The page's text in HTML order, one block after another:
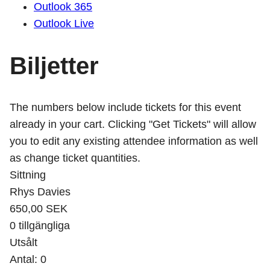
Outlook 365
Outlook Live
Biljetter
The numbers below include tickets for this event
already in your cart. Clicking "Get Tickets" will allow
you to edit any existing attendee information as well
as change ticket quantities.
Sittning
Rhys Davies
650,00 SEK
0 tillgängliga
Utsålt
Antal: 0